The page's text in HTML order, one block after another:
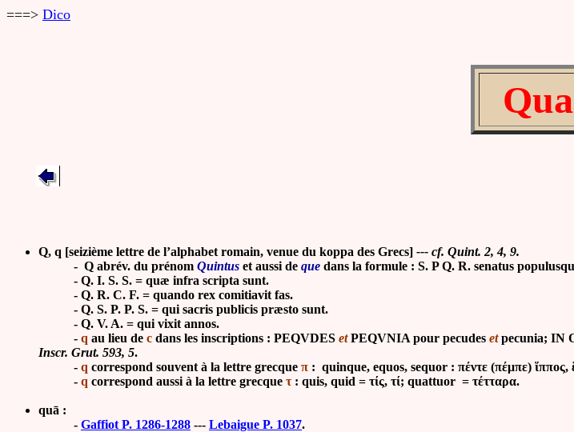
===> Dico
Qua
Q, q [seizième lettre de l’alphabet romain, venue du koppa des Grecs] --- cf. Quint. 2, 4, 9.
- Q abrév. du prénom Quintus et aussi de que dans la formule : S. P Q. R. senatus
- Q. I. S. S. = quæ infra scripta sunt.
- Q. R. C. F. = quando rex comitiavit fas.
- Q. S. P. P. S. = qui sacris publicis præsto sunt.
- Q. V. A. = qui vixit annos.
- q au lieu de c dans les inscriptions : PEQVDES etPEQVNIA pour pecudes etpecunia; IN
Inscr. Grut. 593, 5.
- q correspond souvent à la lettre grecque π : quinque, equos, sequor : πέντε (πέμπε) ἵππος,
- q correspond aussi à la lettre grecque τ : quis, quid = τίς, τί; quattuor = τέτταρα.
quā :
- Gaffiot P. 1286-1288 --- Lebaigue P. 1037.